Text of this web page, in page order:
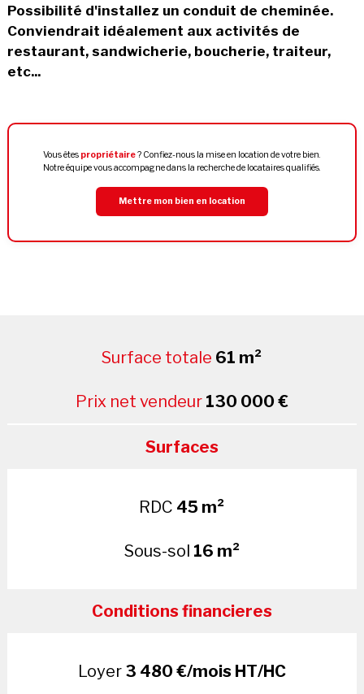
Possibilité d'installez un conduit de cheminée.
Conviendrait idéalement aux activités de
restaurant, sandwicherie, boucherie, traiteur,
etc...
Vous êtes propriétaire? Confiez-nous la mise en location de votre bien.
Notre équipe vous accompagne dans la recherche de locataires qualifiés.
Mettre mon bien en location
Surface totale 61 m²
Prix net vendeur 130 000 €
Surfaces
RDC 45 m²
Sous-sol 16 m²
Conditions financieres
Loyer 3 480 €/mois HT/HC